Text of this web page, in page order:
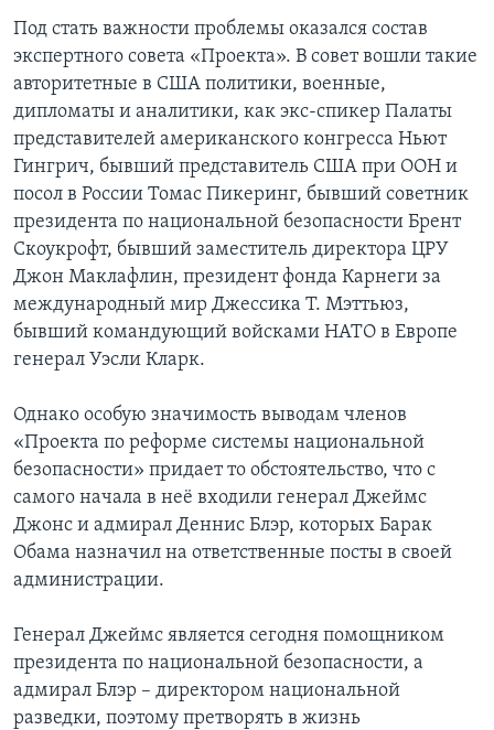
Под стать важности проблемы оказался состав
экспертного совета «Проекта». В совет вошли такие
авторитетные в США политики, военные,
дипломаты и аналитики, как экс-спикер Палаты
представителей американского конгресса Ньют
Гингрич, бывший представитель США при ООН и
посол в России Томас Пикеринг, бывший советник
президента по национальной безопасности Брент
Скоукрофт, бывший заместитель директора ЦРУ
Джон Маклафлин, президент фонда Карнеги за
международный мир Джессика Т. Мэттьюз,
бывший командующий войсками НАТО в Европе
генерал Уэсли Кларк.
Однако особую значимость выводам членов
«Проекта по реформе системы национальной
безопасности» придает то обстоятельство, что с
самого начала в неё входили генерал Джеймс
Джонс и адмирал Деннис Блэр, которых Барак
Обама назначил на ответственные посты в своей
администрации.
Генерал Джеймс является сегодня помощником
президента по национальной безопасности, а
адмирал Блэр – директором национальной
разведки, поэтому претворять в жизнь